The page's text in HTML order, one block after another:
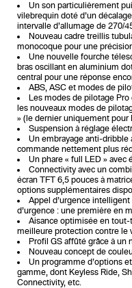
Un son particulièrement
vilebrequin doté d’un
intervalle d’allumage de 270/
Nouveau cadre treillis
monocoque pour une
Une nouvelle fourche
bras oscillant en aluminium
central pour une réponse
ABS, ASC et modes de
Les modes de pilotage
les nouveaux modes de
» (le dernier uniquement pour
Suspension à réglage
Un embrayage anti-
commande nettement plus
Un phare « full LED » avec
Connectivity avec un
écran TFT 6,5 pouces à
options supplémentaires
Appel d’urgence
d’urgence : une première en
Aisance optimisée en tout-
meilleure protection contre le
Profil GS affûté grâce à un
Nouveau concept de
Un programme d’options
gamme, dont Keyless Ride,
Connectivity, etc.